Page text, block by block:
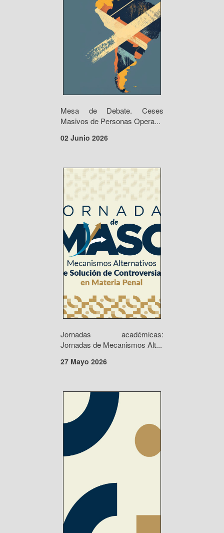
Mesa de Debate. Ceses
Masivos de Personas Opera...
02 Junio 2026
Jornadas académicas:
Jornadas de Mecanismos Alt...
27 Mayo 2026